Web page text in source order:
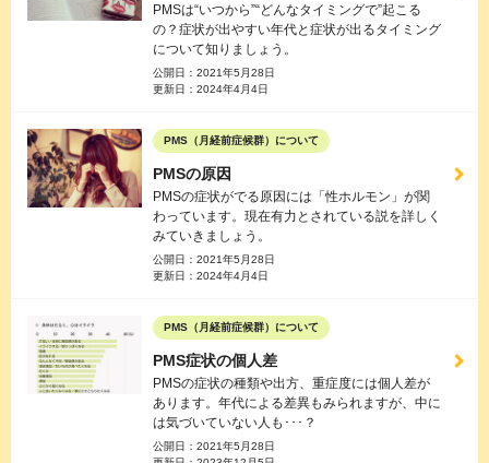
PMSは“いつから”“どんなタイミングで”起こる
の？症状が出やすい年代と症状が出るタイミング
について知りましょう。
公開日： 2021年5月28日
更新日： 2024年4月4日
PMS（月経前症候群）について
PMSの原因
PMSの症状がでる原因には「性ホルモン」が関
わっています。現在有力とされている説を詳しく
みていきましょう。
公開日： 2021年5月28日
更新日： 2024年4月4日
PMS（月経前症候群）について
PMS症状の個人差
PMSの症状の種類や出方、重症度には個人差が
あります。年代による差異もみられますが、中に
は気づいていない人も･･･？
公開日： 2021年5月28日